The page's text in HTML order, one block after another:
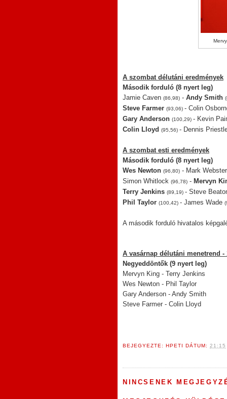
A szombat délutáni eredmények
Második forduló (8 nyert leg)
Jamie Caven (86,98) - Andy Smith
Steve Farmer (93,06) - Colin
Gary Anderson (100,29) - Kevin
Colin Lloyd (95,56) - Dennis
A szombat esti eredmények
Második forduló (8 nyert leg)
Wes Newton (96,80) - Mark Webster
Simon Whitlock (96,78) - Mervyn
Terry Jenkins (89,19) - Steve
Phil Taylor (100,42) - James Wade
A második forduló hivatalos
A vasárnap délutáni menetrend -
Negyeddöntők (9 nyert leg)
Mervyn King - Terry Jenkins
Wes Newton - Phil Taylor
Gary Anderson - Andy Smith
Steve Farmer - Colin Lloyd
BEJEGYEZTE: HPETI DÁTUM:21:15
NINCSENEK